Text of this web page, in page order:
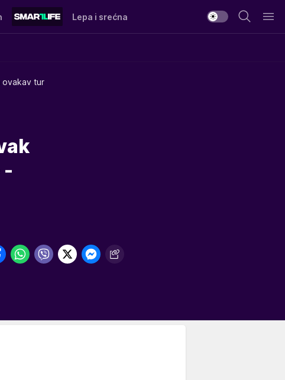
Lepa i srećna
ovakav tur
-